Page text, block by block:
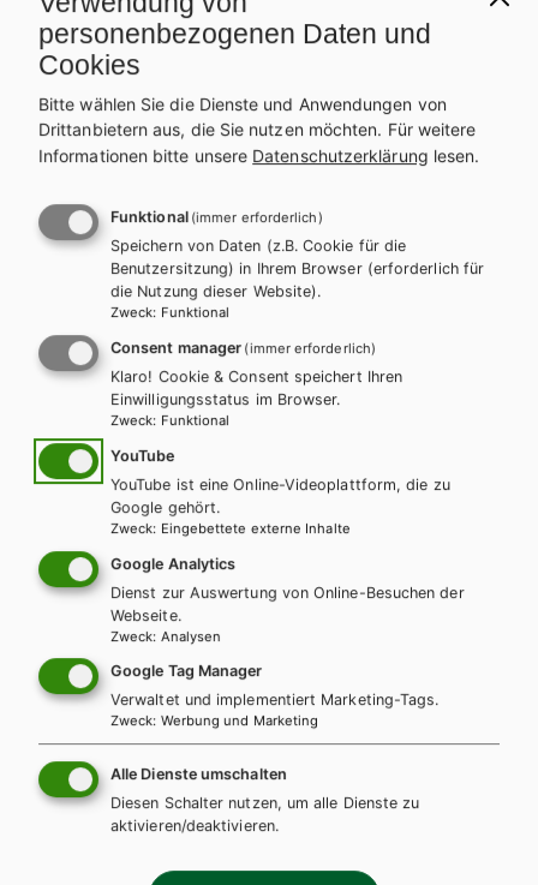
AHS-O BMHS PSYCHOLOGIE
Abenteuer Psyche
Auf dieser Seite finden Sie kostenlose Unterrichtsmaterialien zu
unseren Schulbüchern.
INHALTE FÜR LEHRER/INNEN
Für diese Inhalte müssen Sie mit einem
registriert sein.
Diese Bücher könnten Sie
ebenfalls interessieren
personenbezogenen Daten und
Cookies
Bitte wählen Sie die Dienste und Anwendungen von
Drittanbietern aus, die Sie nutzen möchten. Für weitere
Informationen bitte unsere Datenschutzerklärung lesen.
Funktional (immer erforderlich)
Speichern von Daten (z.B. Cookie für die
Benutzersitzung) in Ihrem Browser (erforderlich für
die Nutzung dieser Website).
Zweck: Funktional
Consent manager (immer erforderlich)
Klaro! Cookie & Consent speichert Ihren
Einwilligungsstatus im Browser.
Zweck: Funktional
YouTube
YouTube ist eine Online-Videoplattform, die zu
Google gehört.
Zweck: Eingebettete externe Inhalte
Google Analytics
Dienst zur Auswertung von Online-Besuchen der
Webseite.
Zweck: Analysen
Google Tag Manager
Verwaltet und implementiert Marketing-Tags.
Zweck: Werbung und Marketing
Alle Dienste umschalten
Diesen Schalter nutzen, um alle Dienste zu
aktivieren/deaktivieren.